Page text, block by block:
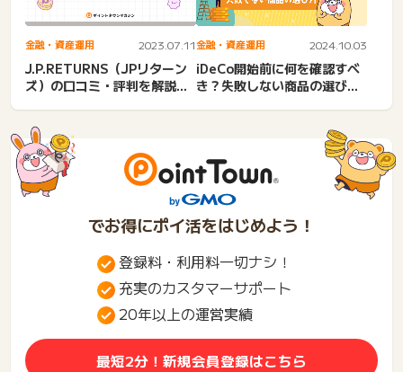
金融・資産運用 2023.07.11
J.P.RETURNS（JPリターン
ズ）の口コミ・評判を解説！
金融・資産運用 2024.10.03
iDeCo開始前に何を確認すべ
き？失敗しない商品の選び方
でお得にポイ活をはじめよう！
登録料・利用料一切ナシ！
充実のカスタマーサポート
20年以上の運営実績
最短2分！新規会員登録はこちら